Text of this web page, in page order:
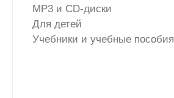
MP3 и CD-диски
Для детей
Учебники и учебные пособия